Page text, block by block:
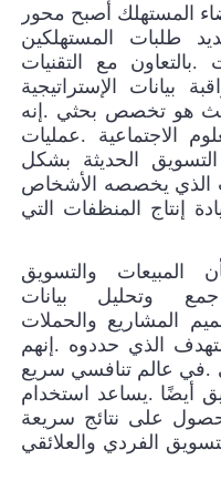
المستهلك أصبح محور
طلبات المستهلكين
.بالتعاون مع التقنيات
بيانات الإستراتيجية
هو تخصص بحثي .إنه
الاجتماعية .عمليات
الحديثة بشكل
الذي يخصصه الأشخاص
إنتاج المنظفات التي
المبيعات والتسويق
وتحليل بيانات
المشاريع والحملات
الذي حددوه . إنهم
.في عالم تنافسي سريع
أيضًا .يساعد استخدام
على نتائج سريعة
الفردي والعلائقي